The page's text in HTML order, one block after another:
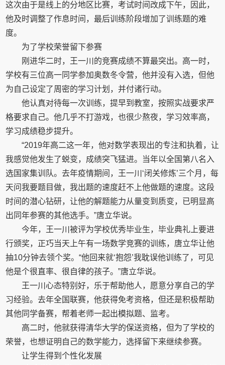
这次由于是线上的分地区比赛，考试时间改成下午，因此，
他及时调整了作息时间，最后训练阶段增加了训练题的难
度。
为了学校荣誉留下参赛
刚进华二时，王一川的竞赛成绩不算最突出。高一时，
学校有三位高一同学参加奥数冬令营，他并没有入选，但他
为自己设定了周密的学习计划，并付诸行动。
他认真对待每一次训练，提早到教室，按照实战要求严
格要求自己。他几乎不打游戏，也很少熬夜，学习效率高，
学习成绩稳步提升。
“2019年高二这一年，他对数学表现出的专注和执着，让
我感觉他发生了蜕变，成绩突飞猛进。当年以全国第八名入
选国家集训队。去年疫情期间，王一川‘闭关修炼’三个月，每
天问我要题目做，我出题的速度赶不上他做题的速度。这段
时间的潜心钻研，让他的解题能力从量变到质变，已明显高
出同年参赛的其他选手。”唐立华说。
今年，王一川被评为学校优秀毕业生，毕业典礼上要进
行颁奖，正巧当天上午有一场数学竞赛的训练，唐立华让他
抽10分钟去领个奖。“他回来就‘抱怨’我耽误他训练了，可见
他是个很直率、很自律的孩子。”唐立华说。
王一川心态特别好，乐于帮助他人，愿意分享自己的学
习经验。去年全国联赛，他获得免考资格，但还是积极帮助
其他同学备赛，帮着老师一起出模拟题、监考。
高二时，他就获得清华大学的保送资格，但为了学校的
荣誉，也想证明自己的数学能力，选择留下来继续参赛。
让学生得到个性化发展